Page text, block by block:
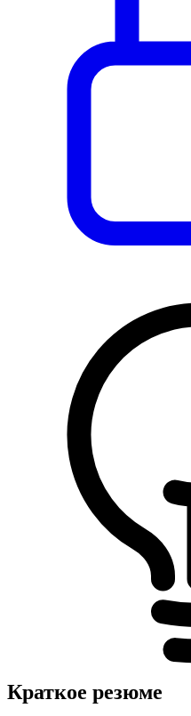
Краткое резюме